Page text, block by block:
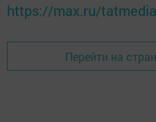
https://max.ru/tatmedia
Перейти на